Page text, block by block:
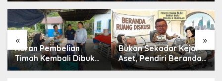
« »
Keran Pembelian
Timah Kembali Dibuka,
Penambang Belitung
Bukan Sekadar Kejar
Aset, Pendiri Beranda
Ruang Diskusi Ungkap